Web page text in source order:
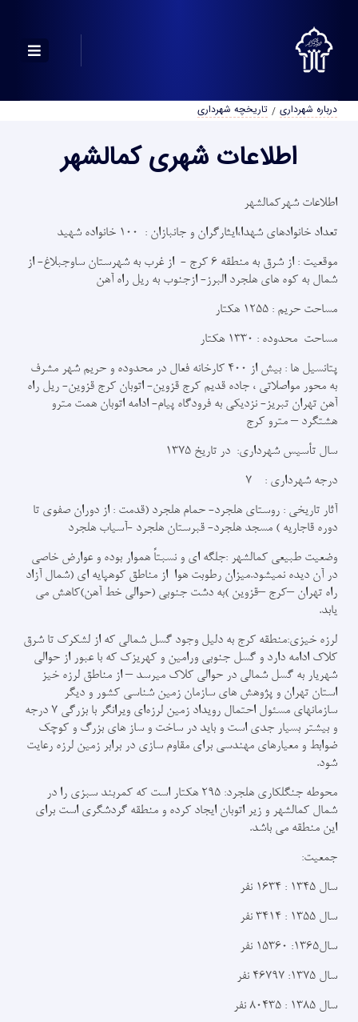
درباره شهرداری تاریخچه شهرداری
اطلاعات شهری کمالشهر
اطلاعات شهرکمالشهر
تعداد خانوادهاي شهدا،ايثارگران و جانبازان : 100 خانواده شهید
موقعیت : از شرق به منطقه 6 کرج - از غرب به شهرستان ساوجبلاغ- از
شمال به کوه های هلجرد البرز- ازجنوب به ریل راه آهن
مساحت حریم : 1255 هکتار
مساحت محدوده : 1330 هکتار
پتانسیل ها : بیش از 400 کارخانه فعال در محدوده و حریم شهر مشرف
به محور مواصلاتی ، جاده قدیم کرج قزوین- اتوبان کرج قزوین- ریل راه
آهن تهران تبریز- نزدیکی به فرودگاه پیام- ادامه اتوبان همت مترو
هشتگرد – مترو کرج
سال تأسیس شهرداری: در تاریخ 1375
درجه شهرداری : 7
آثار تاریخی : روستاي هلجرد- حمام هلجرد (قدمت : از دوران صفوي تا
دوره قاجاريه ) مسجد هلجرد- قبرستان هلجرد -آسياب هلجرد
وضعیت طبیعی کمالشهر :جلگه ای و نسبتاً هموار بوده و عوارض خاصی
در آن دیده نمیشود.میزان رطوبت هوا از مناطق کوهپایه ای (شمال آزاد
راه تهران –کرج –قزوین )به دشت جنوبی (حوالی خط آهن)کاهش می
یابد.
لرزه خیزی:منطقه کرج به دلیل وجود گسل شمالی که از لشکرک تا شرق
کلاک ادامه دارد و گسل جنوبی ورامین و کهریزک که با عبور از حوالی
شهریار به گسل شمالی در حوالی کلاک میرسد – از مناطق لرزه خیز
استان تهران و پژوهش های سازمان زمین شناسی کشور و دیگر
سازمانهای مسئول احتمال رویداد زمین لرزه‌ای ویرانگر با بزرگی 7 درجه
و بیشتر بسیار جدی است و باید در ساخت و ساز های بزرگ و کوچک
ضوابط و معیارهای مهندسی برای مقاوم سازی در برابر زمین لرزه رعایت
شود.
محوطه جنگلکاری هلجرد: 295 هکتار است که کمربند سبزی را در
شمال کمالشهر و زیر اتوبان ایجاد کرده و منطقه گردشگری است برای
این منطقه مي باشد.
جمعیت:
سال 1345 : 1634 نفر
سال 1355 : 3414 نفر
سال1365: 15360 نفر
سال 1375: 46797 نفر
سال 1385 : 80435 نفر